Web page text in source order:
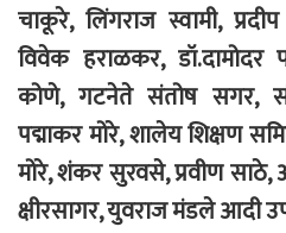
चाकूरे, लिंगराज स्वामी,
विवेक हराळकर,
कोणे, गटनेते संतोष सगर,
पद्माकर मोरे, शालेय शिक्षण
मोरे, शंकर सुरवसे, प्रवीण साठे,
क्षीरसागर, युवराज मंडले आदी